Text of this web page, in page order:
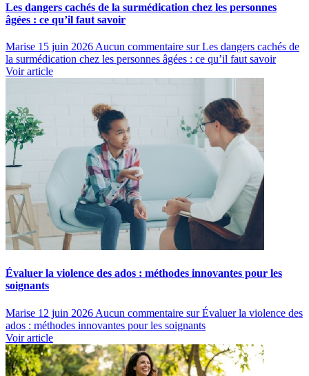
Les dangers cachés de la surmédication chez les personnes
âgées : ce qu’il faut savoir
Marise 15 juin 2026 Aucun commentaire sur Les dangers cachés de
la surmédication chez les personnes âgées : ce qu’il faut savoir
Voir article
Évaluer la violence des ados : méthodes innovantes pour les
soignants
Marise 12 juin 2026 Aucun commentaire sur Évaluer la violence des
ados : méthodes innovantes pour les soignants
Voir article